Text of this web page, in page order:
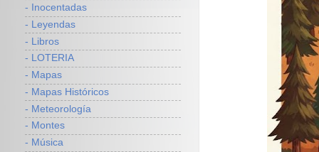
- Inocentadas
- Leyendas
- Libros
- LOTERIA
- Mapas
- Mapas Históricos
- Meteorología
- Montes
- Música